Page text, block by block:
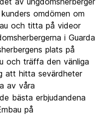
omdömen om
och titta på videor
i Guarda
plats på
och träffa den vänliga
att hitta sevärdheter
av våra
bästa erbjudandena
på